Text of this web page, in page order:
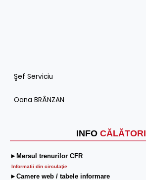
INFO CĂLĂTORI
►Mersul trenurilor CFR
Informatii din circulaţie
►Camere web / tabele informare
Şef Serviciu
Oana BRÂNZAN